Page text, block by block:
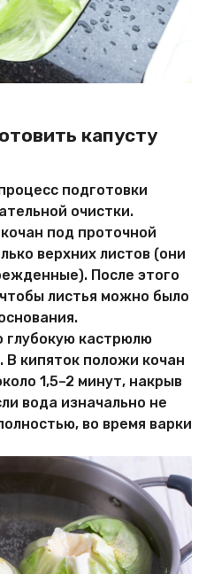
капусту
подготовки
очистки.
под проточной
верхних листов (они
После этого
листья можно было
глубокую кастрюлю
В кипяток положи кочан
1,5–2 минут, накрыв
вода изначально не
во время варки